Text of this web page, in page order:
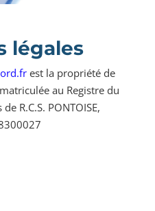
légales
est la propriété de
au Registre du
R.C.S. PONTOISE,